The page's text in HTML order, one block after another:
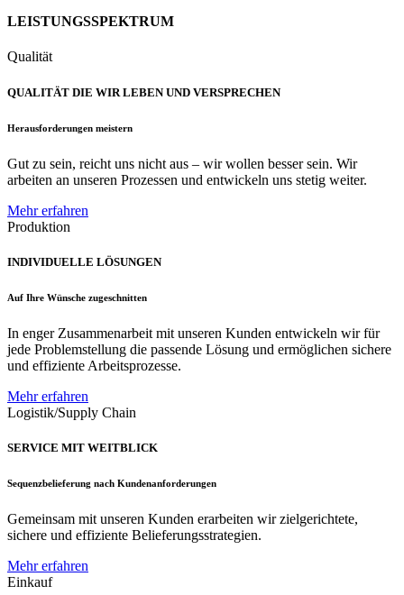
LEISTUNGSSPEKTRUM
Qualität
QUALITÄT DIE WIR LEBEN UND VERSPRECHEN
Herausforderungen meistern
Gut zu sein, reicht uns nicht aus – wir wollen besser sein. Wir
arbeiten an unseren Prozessen und entwickeln uns stetig weiter.
Mehr erfahren
Produktion
INDIVIDUELLE LÖSUNGEN
Auf Ihre Wünsche zugeschnitten
In enger Zusammenarbeit mit unseren Kunden entwickeln wir für
jede Problemstellung die passende Lösung und ermöglichen sichere
und effiziente Arbeitsprozesse.
Mehr erfahren
Logistik/Supply Chain
SERVICE MIT WEITBLICK
Sequenzbelieferung nach Kundenanforderungen
Gemeinsam mit unseren Kunden erarbeiten wir zielgerichtete,
sichere und effiziente Belieferungsstrategien.
Mehr erfahren
Einkauf